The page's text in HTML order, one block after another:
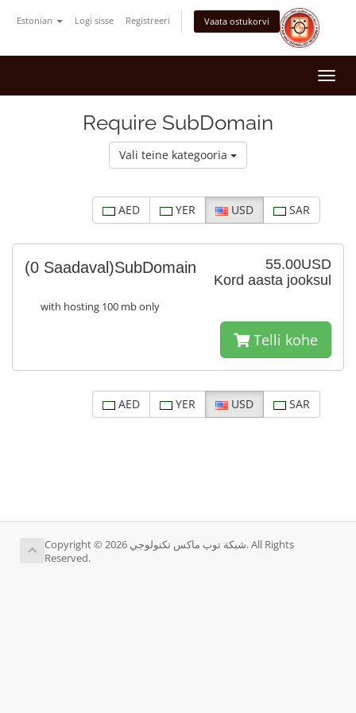
Estonian Logi sisse Registreeri Vaata ostukorvi
Require SubDomain
Vali teine kategooria
AED YER USD SAR
55.00USD
Kord aasta jooksul
SubDomain
(0 Saadaval)
with hosting 100 mb only
Telli kohe
AED YER USD SAR
Copyright © 2026 شبكة توب ماكس تكنولوجي. All Rights
Reserved.